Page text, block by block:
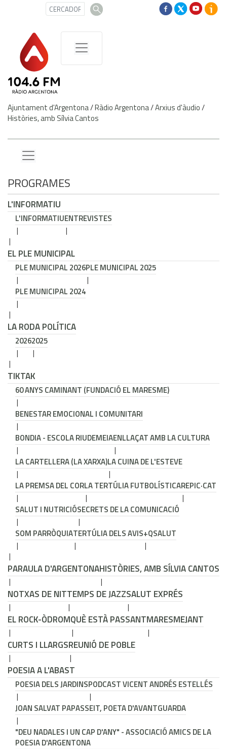
Ajuntament d'Argentona/Ràdio Argentona/Arxius d'àudio/
Històries, amb Sílvia Cantos
PROGRAMES
L'INFORMATIU
L'INFORMATIUENTREVISTES
EL PLE MUNICIPAL
PLE MUNICIPAL 2026PLE MUNICIPAL 2025
PLE MUNICIPAL 2024
LA RODA POLÍTICA
20262025
TIKTAK
60 ANYS CAMINANT (FUNDACIÓ EL MARESME)
BENESTAR EMOCIONAL I COMUNITARI
BONDIA - ESCOLA RIUDEMEIAENLLAÇAT AMB LA CULTURA
LA CARTELLERA (LA XARXA)LA CUINA DE L'ESTEVE
LA PREMSA DEL CORLA TERTÚLIA FUTBOLÍSTICAREPIC·CAT
SALUT I NUTRICIÓSECRETS DE LA COMUNICACIÓ
SOM PARRÒQUIATERTÚLIA DELS AVIS+QSALUT
PARAULA D'ARGENTONAHISTÒRIES, AMB SÍLVIA CANTOS
NOTXAS DE NITTEMPS DE JAZZSALUT EXPRÉS
EL ROCK-ÒDROMQUÈ ESTÀ PASSANTMARESMEJANT
CURTS I LLARGSREUNIÓ DE POBLE
POESIA A L'ABAST
POESIA DELS JARDINSPODCAST VICENT ANDRÉS ESTELLÉS
JOAN SALVAT PAPASSEIT, POETA D'AVANTGUARDA
"DEU NADALES I UN CAP D'ANY" - ASSOCIACIÓ AMICS DE LA
POESIA D'ARGENTONA